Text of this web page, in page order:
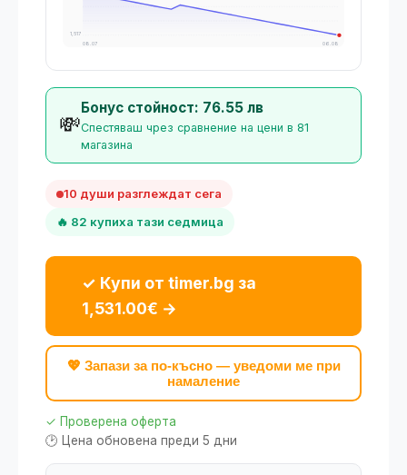
1,517
08.07
06.08
💸
Бонус стойност: 76.55 лв
Спестяваш чрез сравнение на цени в 81
магазина
10 души разглеждат сега
🔥 82 купиха тази седмица
✓ Купи от timer.bg за
1,531.00€ →
💖 Запази за по-късно — уведоми ме при
намаление
✓ Проверена оферта
🕑 Цена обновена преди 5 дни